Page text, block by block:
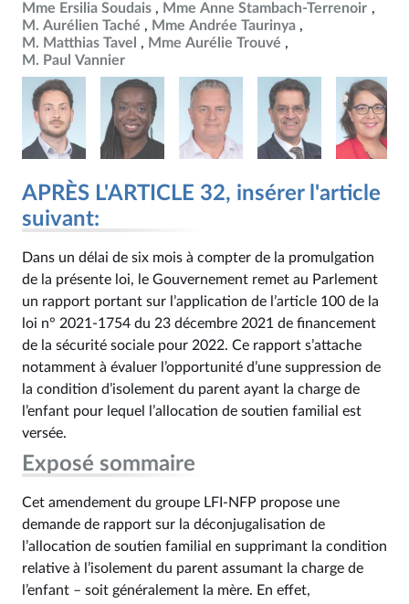
Mme Ersilia Soudais
Mme Anne Stambach-Terrenoir
M. Aurélien Taché
Mme Andrée Taurinya
M. Matthias Tavel
Mme Aurélie Trouvé
M. Paul Vannier
APRÈS L'ARTICLE 32, insérer l'article
suivant:
Dans un délai de six mois à compter de la promulgation
de la présente loi, le Gouvernement remet au Parlement
un rapport portant sur l’application de l’article 100 de la
loi n° 2021‑1754 du 23 décembre 2021 de financement
de la sécurité sociale pour 2022. Ce rapport s’attache
notamment à évaluer l’opportunité d’une suppression de
la condition d’isolement du parent ayant la charge de
l’enfant pour lequel l’allocation de soutien familial est
versée.
Exposé sommaire
Cet amendement du groupe LFI-NFP propose une
demande de rapport sur la déconjugalisation de
l’allocation de soutien familial en supprimant la condition
relative à l’isolement du parent assumant la charge de
l’enfant – soit généralement la mère. En effet,